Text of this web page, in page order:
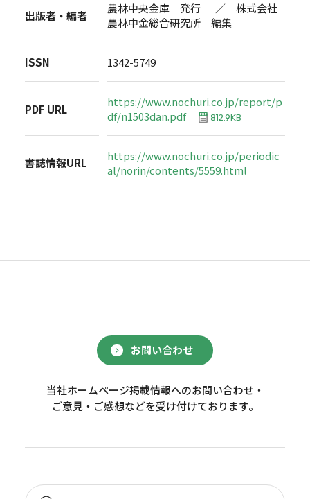
出版者・編者
農林中央金庫 発行 ／ 株式会社
農林中金総合研究所 編集
ISSN 1342-5749
PDF URL
https://www.nochuri.co.jp/report/p
df/n1503dan.pdf
812.9KB
書誌情報URL
https://www.nochuri.co.jp/periodic
al/norin/contents/5559.html
お問い合わせ
当社ホームページ掲載情報へのお問い合わせ・
ご意見・ご感想などを受け付けております。